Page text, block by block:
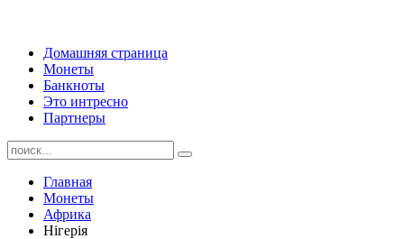
Домашняя страница
Монеты
Банкноты
Это интресно
Партнеры
Главная
Монеты
Африка
Нігерія